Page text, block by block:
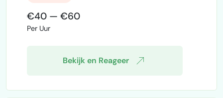
Budgeting ontwikkelt software voor
financiële educatie en budgetbegeleiding.
Onze oplossing wordt ingezet door
€40 — €60
Per Uur
Bekijk en Reageer